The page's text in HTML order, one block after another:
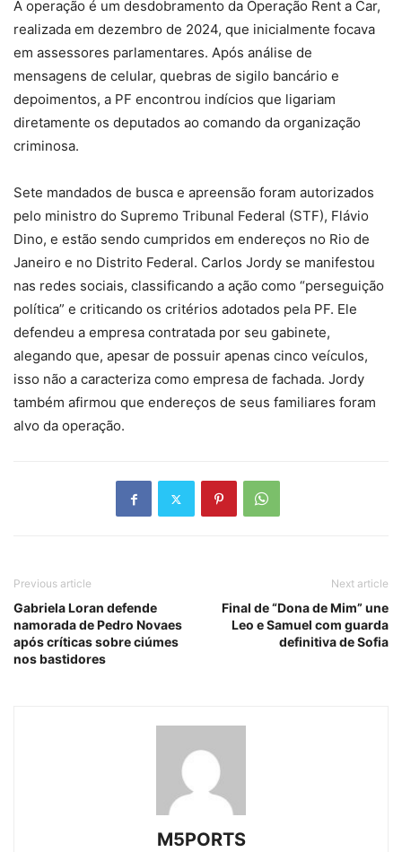
A operação é um desdobramento da Operação Rent a Car,
realizada em dezembro de 2024, que inicialmente focava
em assessores parlamentares. Após análise de
mensagens de celular, quebras de sigilo bancário e
depoimentos, a PF encontrou indícios que ligariam
diretamente os deputados ao comando da organização
criminosa.
Sete mandados de busca e apreensão foram autorizados
pelo ministro do Supremo Tribunal Federal (STF), Flávio
Dino, e estão sendo cumpridos em endereços no Rio de
Janeiro e no Distrito Federal. Carlos Jordy se manifestou
nas redes sociais, classificando a ação como “perseguição
política” e criticando os critérios adotados pela PF. Ele
defendeu a empresa contratada por seu gabinete,
alegando que, apesar de possuir apenas cinco veículos,
isso não a caracteriza como empresa de fachada. Jordy
também afirmou que endereços de seus familiares foram
alvo da operação.
Previous article
Gabriela Loran defende
namorada de Pedro Novaes
após críticas sobre ciúmes
nos bastidores
Next article
Final de “Dona de Mim” une
Leo e Samuel com guarda
definitiva de Sofia
M5PORTS